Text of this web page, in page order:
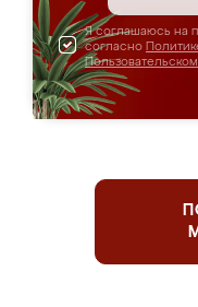
Я соглашаюсь на
согласно